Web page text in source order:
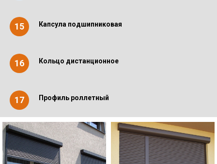
Капсула подшипниковая
Кольцо дистанционное
Профиль роллетный